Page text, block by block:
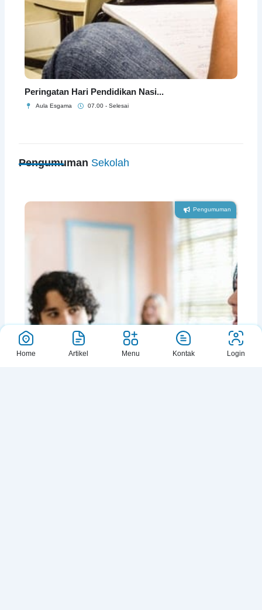
Peringatan Hari Pendidikan Nasi...
Aula Esgama 07.00 - Selesai
Pengumuman Sekolah
Pengumuman
Home Artikel Menu Kontak Login